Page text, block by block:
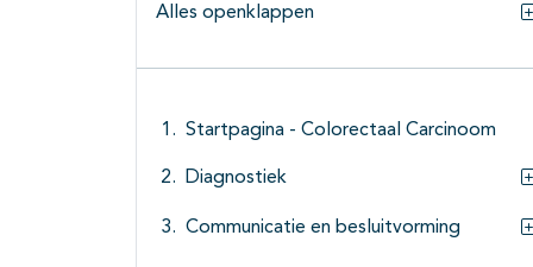
Alles openklappen
Startpagina - Colorectaal Carcinoom
Diagnostiek
Communicatie en besluitvorming